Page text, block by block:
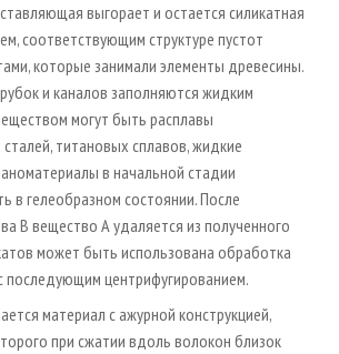
выгорает и остается силикатная
соответствующим структуре пустот
которые занимали элементы древесины.
и каналов заполняются жидким
могут быть расплавы
титановых сплавов, жидкие
в начальной стадии
в гелеобразном состоянии. После
В вещество А удаляется из полученного
может быть использована обработка
последующим центрифугированием.
материал с ажурной конструкцией,
при сжатии вдоль волокон близок